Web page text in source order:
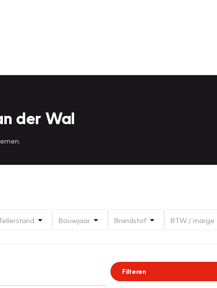
der Wal
Bouwjaar Brandstof BTW / marge
Filteren